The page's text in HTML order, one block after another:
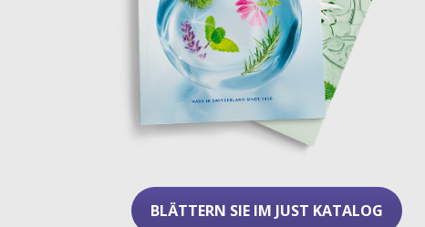
BLÄTTERN SIE IM JUST KATALOG